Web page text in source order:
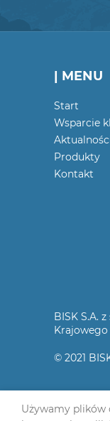
| MENU
Start
Wsparcie
Produkty
Kontakt
BISK S.A.
Krajowego
© 2021
Używamy plików